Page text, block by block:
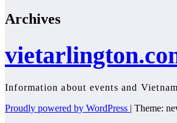
Archives
Information about events and
Proudly powered by WordPress | Theme: